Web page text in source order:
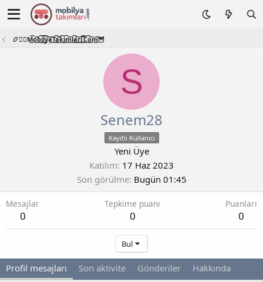
📿🧙‍♂️M͜͡o͜͡b͜͡i͜͡l͜͡y͜͡a͜͡T͜͡a͜͡k͜͡i͜͡m͜͡l͜͡a͜͡r͜͡i͜͡.͜͡C͜͡o͜͡m͜͡🦉
S
Senem28
Kayıtlı Kullanıcı
Yeni Üye
Katılım 17 Haz 2023
Son görülme Bugün 01:45
Mesajlar
0
Tepkime puanı
0
Puanları
0
Bul
Profil mesajları Son aktivite Gönderiler Hakkında